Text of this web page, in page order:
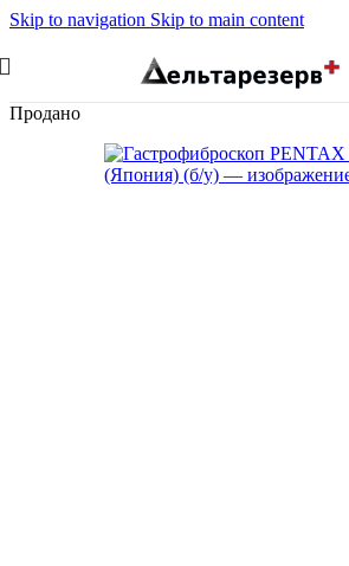
Skip to navigation Skip to main content
Продано